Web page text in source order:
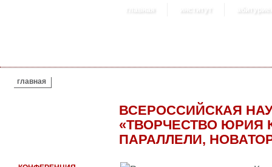
главная институт
ВЫ ЗДЕСЬ
главная
ВСЕРОССИЙСКАЯ
«ТВОРЧЕСТВО ЮРИЯ
ПАРАЛЛЕЛИ,